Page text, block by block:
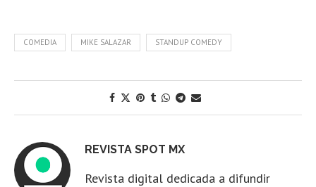
COMEDIA MIKE SALAZAR STANDUP COMEDY
REVISTA SPOT MX
Revista digital dedicada a difundir